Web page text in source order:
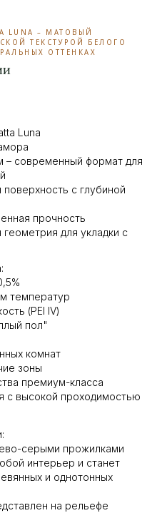
LUNA – МАТОВЫЙ
ТЕКСТУРОЙ БЕЛОГО
ОТТЕНКАХ
Luna
– современный формат для
с глубиной
прочность
геометрия для укладки с
температур
(PEI IV)
пол"
комнат
зоны
премиум-класса
с высокой проходимостью
серыми прожилками
интерьер и станет
и однотонных
на рельефе